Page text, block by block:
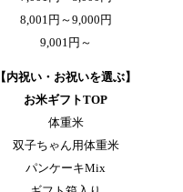
8,001円～9,000円
9,001円～
【内祝い・お祝いを選ぶ】
お米ギフトTOP
体重米
双子ちゃん用体重米
パンケーキMix